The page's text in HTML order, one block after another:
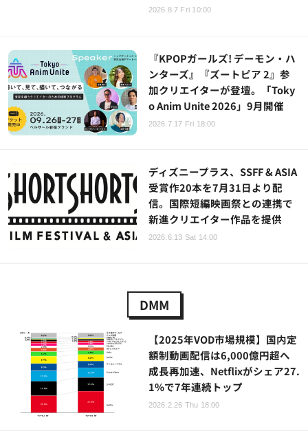
2026.8.7 Fri 10:00
『KPOPガールズ! デーモン・ハ
ンターズ』『ズートピア 2』参
加クリエイターが登壇。「Toky
o Anim Unite 2026」9月開催
2026.7.17 Fri 18:00
ディズニープラス、SSFF & ASIA
受賞作20本を7月31日より配
信。国際短編映画祭との連携で
新進クリエイター作品を提供
2026.6.13 Sat 14:00
DMM
【2025年VOD市場規模】国内定
額制動画配信は6,000億円超へ
成長再加速、Netflixがシェア27.
1%で7年連続トップ
2026.2.26 Thu 18:00